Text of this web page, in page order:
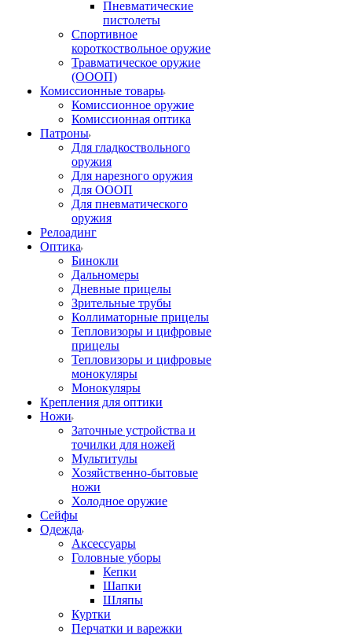
Пневматические
пистолеты
Спортивное
короткоствольное оружие
Травматическое оружие
(ОООП)
Комиссионные товары
Комиссионное оружие
Комиссионная оптика
Патроны
Для гладкоствольного
оружия
Для нарезного оружия
Для ОООП
Для пневматического
оружия
Релоадинг
Оптика
Бинокли
Дальномеры
Дневные прицелы
Зрительные трубы
Коллиматорные прицелы
Тепловизоры и цифровые
прицелы
Тепловизоры и цифровые
монокуляры
Монокуляры
Крепления для оптики
Ножи
Заточные устройства и
точилки для ножей
Мультитулы
Хозяйственно-бытовые
ножи
Холодное оружие
Сейфы
Одежда
Аксессуары
Головные уборы
Кепки
Шапки
Шляпы
Куртки
Перчатки и варежки